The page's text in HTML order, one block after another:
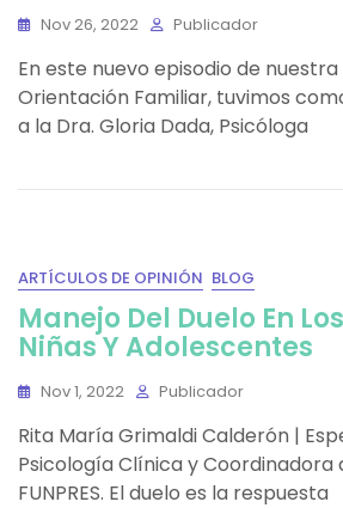
Nov 26, 2022 Publicador
En este nuevo episodio de nuestra
Orientación Familiar, tuvimos
a la Dra. Gloria Dada, Psicóloga
ARTÍCULOS DE OPINIÓN BLOG
Manejo Del Duelo En
Niñas Y Adolescentes
Nov 1, 2022 Publicador
Rita María Grimaldi Calderón |
Psicología Clínica y Coordinadora
FUNPRES. El duelo es la respuesta